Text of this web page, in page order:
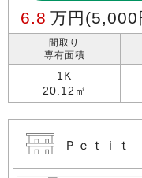
6.8 万円 (5,000
間取り
専有面積
1K
20.12㎡
Ｐｅｔｉ